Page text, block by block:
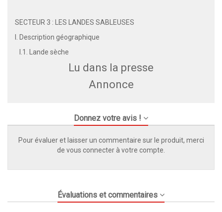
SECTEUR 3 : LES LANDES SABLEUSES
I. Description géographique
I.1. Lande sèche
Lu dans la presse
Annonce
Donnez votre avis !
Pour évaluer et laisser un commentaire sur le produit, merci
de vous connecter à votre compte.
Évaluations et commentaires